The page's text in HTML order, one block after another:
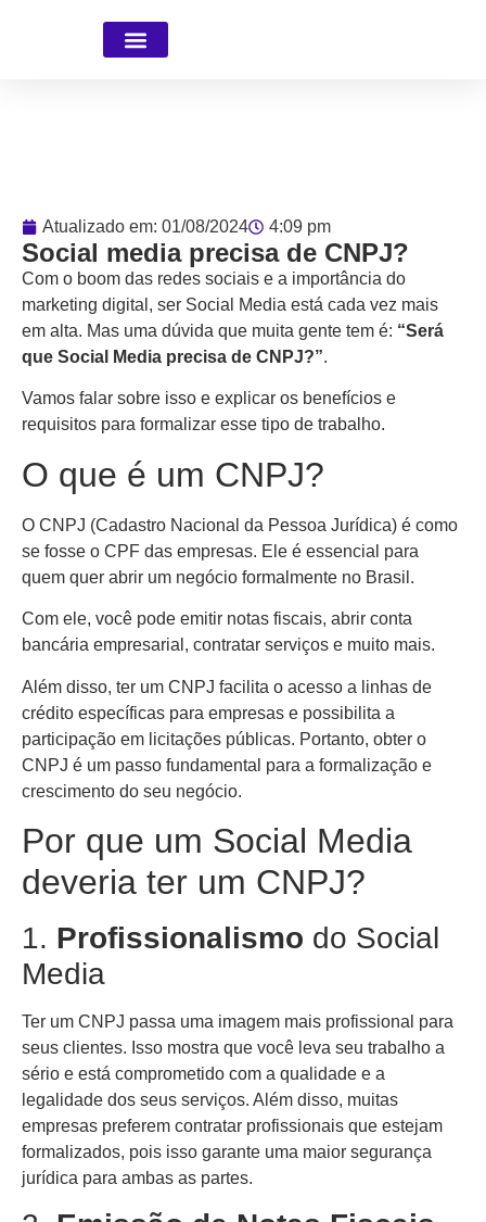
Atualizado em: 01/08/2024 4:09 pm
Social media precisa de CNPJ?
Com o boom das redes sociais e a importância do
marketing digital, ser Social Media está cada vez mais
em alta. Mas uma dúvida que muita gente tem é: “Será
que Social Media precisa de CNPJ?”.
Vamos falar sobre isso e explicar os benefícios e
requisitos para formalizar esse tipo de trabalho.
O que é um CNPJ?
O CNPJ (Cadastro Nacional da Pessoa Jurídica) é como
se fosse o CPF das empresas. Ele é essencial para
quem quer abrir um negócio formalmente no Brasil.
Com ele, você pode emitir notas fiscais, abrir conta
bancária empresarial, contratar serviços e muito mais.
Além disso, ter um CNPJ facilita o acesso a linhas de
crédito específicas para empresas e possibilita a
participação em licitações públicas. Portanto, obter o
CNPJ é um passo fundamental para a formalização e
crescimento do seu negócio.
Por que um Social Media
deveria ter um CNPJ?
1. Profissionalismo do Social
Media
Ter um CNPJ passa uma imagem mais profissional para
seus clientes. Isso mostra que você leva seu trabalho a
sério e está comprometido com a qualidade e a
legalidade dos seus serviços. Além disso, muitas
empresas preferem contratar profissionais que estejam
formalizados, pois isso garante uma maior segurança
jurídica para ambas as partes.